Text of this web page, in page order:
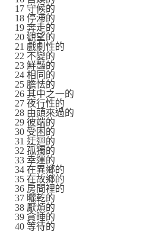
17 守候的
18 停滯的
19 奔走的
20 觀望的
21 戲劇性的
22 不變的
23 鮮豔的
24 相同的
25 膽怯的
26 其中之一的
27 夜行性的
28 由頭來過的
29 彼端的
30 受困的
31 迂迴的
32 孤獨的
33 幸運的
34 在異鄉的
35 在故鄉的
36 房間裡的
37 曬乾的
38 厭煩的
39 貪睡的
40 等待的